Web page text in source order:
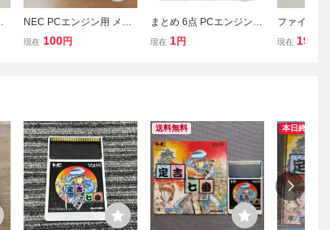
NEC PCエンジン用 メモ
リーベース128 PI-AD19
現在 100円
まとめ 6点 PCエンジン H
uCARD Huカード サイド
現在 1円
ファイナル
任天堂
現在 190
送料無料 本日終了